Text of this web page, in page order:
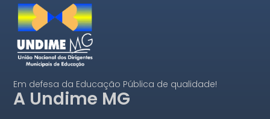
Em defesa da Educação Pública de qualidade!
A Undime MG